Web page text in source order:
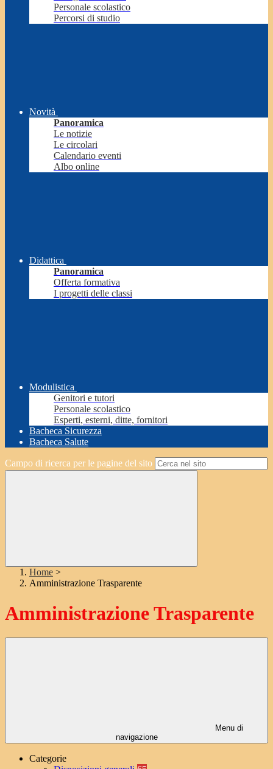
Personale scolastico
Percorsi di studio
Novità
Panoramica
Le notizie
Le circolari
Calendario eventi
Albo online
Didattica
Panoramica
Offerta formativa
I progetti delle classi
Modulistica
Genitori e tutori
Personale scolastico
Esperti, esterni, ditte, fornitori
Bacheca Sicurezza
Bacheca Salute
Campo di ricerca per le pagine del sito
Home >
Amministrazione Trasparente
Amministrazione Trasparente
Menu di
navigazione
Categorie